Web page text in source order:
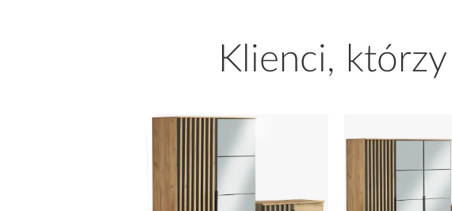
Klienci,